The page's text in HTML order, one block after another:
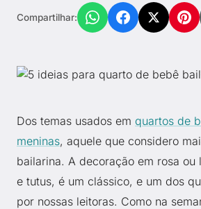
Compartilhar:
Dos temas usados em quartos de
meninas, aquele que considero
bailarina. A decoração em rosa ou
e tutus, é um clássico, e um dos
por nossas leitoras. Como na